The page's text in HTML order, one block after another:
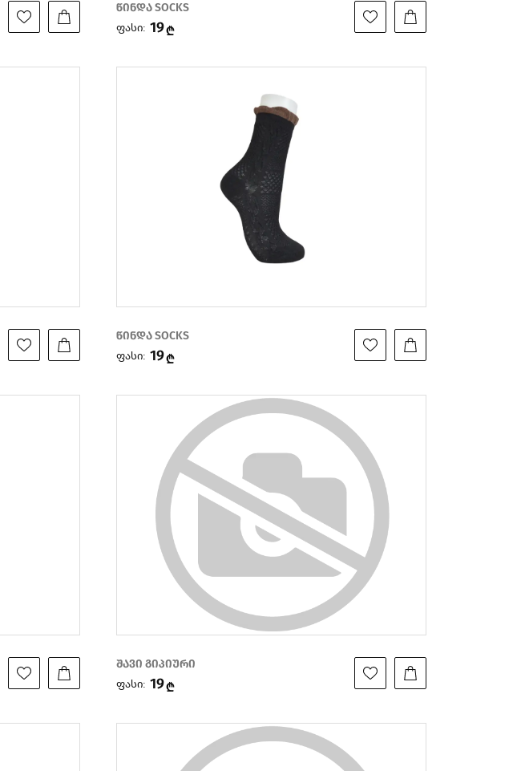
წინდა SOCKS
ფასი: 19₾
წინდა SOCKS
ფასი: 19₾
შავი გიპიური
ფასი: 19₾